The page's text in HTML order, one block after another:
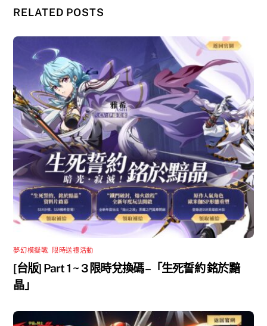
RELATED POSTS
夢幻模擬戰 限時送禮活動
[台版] Part 1 ~ 3 限時兌換碼 –「生死誓約 銘於黯
晶」